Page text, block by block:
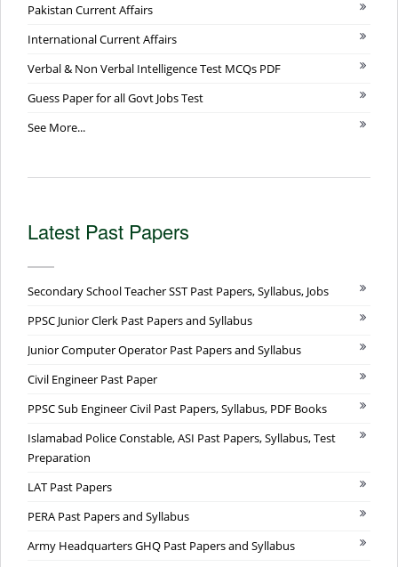
Pakistan Current Affairs
International Current Affairs
Verbal & Non Verbal Intelligence Test MCQs PDF
Guess Paper for all Govt Jobs Test
See More...
Latest Past Papers
Secondary School Teacher SST Past Papers, Syllabus, Jobs
PPSC Junior Clerk Past Papers and Syllabus
Junior Computer Operator Past Papers and Syllabus
Civil Engineer Past Paper
PPSC Sub Engineer Civil Past Papers, Syllabus, PDF Books
Islamabad Police Constable, ASI Past Papers, Syllabus, Test
Preparation
LAT Past Papers
PERA Past Papers and Syllabus
Army Headquarters GHQ Past Papers and Syllabus